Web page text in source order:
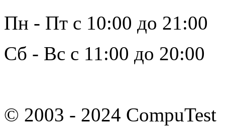
Пн - Пт с 10:00 до 21:00
Сб - Вс с 11:00 до 20:00
© 2003 - 2024 CompuTest